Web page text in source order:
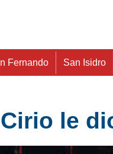
Fernando San Isidro
le